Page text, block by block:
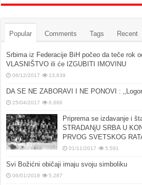
Popular Comments Tags Recent
Srbima iz Federacije BiH počeo da teče rok
VLASNIŠTVO ili će IZGUBITI IMOVINU
06/12/2017 13,639
DA SE NE ZABORAVI I NE PONOVI :
25/04/2017 6,666
Priprema se izdavanje i
STRADANjU SRBA U
PRVOG SVETSKOG
01/11/2017 5,591
Svi Božićni običaji imaju svoju simboliku
06/01/2018 5,287